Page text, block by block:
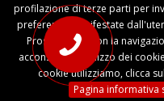
profilazione di terze parti per
preferenze manifestate
Proseguendo con la
acconsenti all'utilizzo dei
cookie utilizziamo, clicca
Pagina informativa